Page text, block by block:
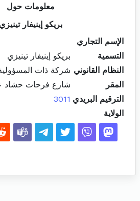
معلومات حول
بريكو إينيفار تينيزي
الإسم التجاري
التسمية
بريكو إينيفار تينيزي
النظام القانوني شركة ذات
المقر
شارع فرحات حشاد عدد36 ساقية
الترقيم البريدي 3011
الولاية